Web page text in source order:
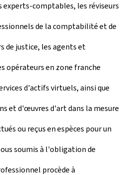
experts-comptables, les réviseurs
de la comptabilité et de
de justice, les agents et
opérateurs en zone franche
d'actifs virtuels, ainsi que
et d'œuvres d'art dans la mesure
ou reçus en espèces pour un
soumis à l'obligation de
procède à